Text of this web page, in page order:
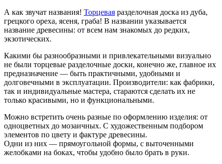
А как звучат названия! Торцевая разделочная доска из дуба,
грецкого ореха, ясеня, граба! В названии указывается
название древесины: от всем нам знакомых до редких,
экзотических.
Какими бы разнообразными и привлекательными визуально
не были торцевые разделочные доски, конечно же, главное их
предназначение — быть практичными, удобными и
долговечными в эксплуатации. Производители: как фабрики,
так и индивидуальные мастера, стараются сделать их не
только красивыми, но и функциональными.
Можно встретить очень разные по оформлению изделия: от
одноцветных до мозаичных. С художественным подбором
элементов по цвету и фактуре древесины.
Одни из них — прямоугольной формы, с выточенными
желобками на боках, чтобы удобно было брать в руки.